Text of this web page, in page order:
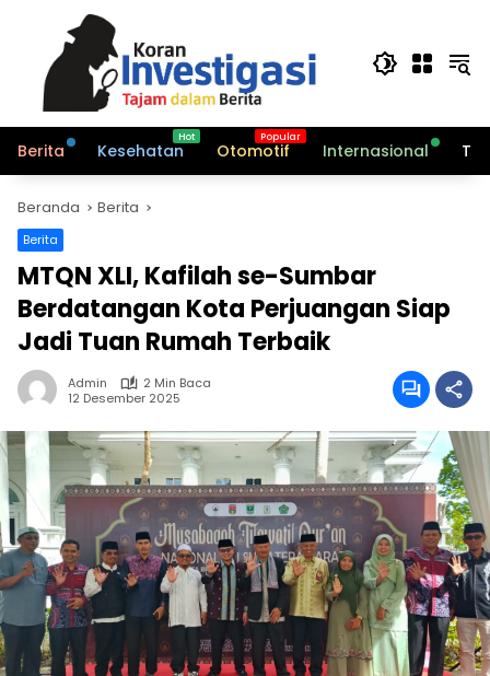
Berita Kesehatan Otomotif Internasional
Beranda Berita
Berita
MTQN XLI, Kafilah se-Sumbar
Berdatangan Kota Perjuangan Siap
Jadi Tuan Rumah Terbaik
Admin
2 Min Baca
12 Desember 2025